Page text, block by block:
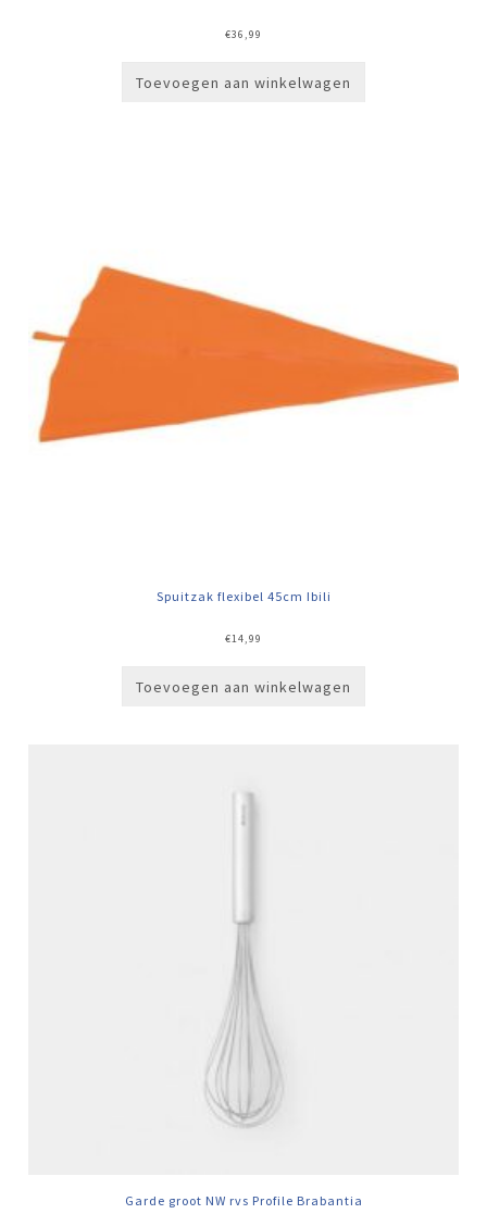
€36,99
Toevoegen aan winkelwagen
Spuitzak flexibel 45cm Ibili
€14,99
Toevoegen aan winkelwagen
Garde groot NW rvs Profile Brabantia